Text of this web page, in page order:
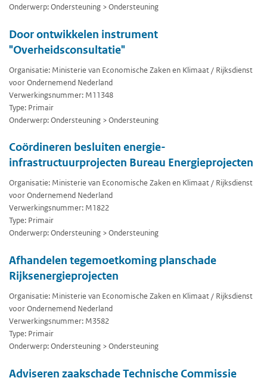
Onderwerp: Ondersteuning > Ondersteuning
Door ontwikkelen instrument
"Overheidsconsultatie"
Organisatie: Ministerie van Economische Zaken en Klimaat / Rijksdienst
voor Ondernemend Nederland
Verwerkingsnummer: M11348
Type: Primair
Onderwerp: Ondersteuning > Ondersteuning
Coördineren besluiten energie-
infrastructuurprojecten Bureau Energieprojecten
Organisatie: Ministerie van Economische Zaken en Klimaat / Rijksdienst
voor Ondernemend Nederland
Verwerkingsnummer: M1822
Type: Primair
Onderwerp: Ondersteuning > Ondersteuning
Afhandelen tegemoetkoming planschade
Rijksenergieprojecten
Organisatie: Ministerie van Economische Zaken en Klimaat / Rijksdienst
voor Ondernemend Nederland
Verwerkingsnummer: M3582
Type: Primair
Onderwerp: Ondersteuning > Ondersteuning
Adviseren zaakschade Technische Commissie